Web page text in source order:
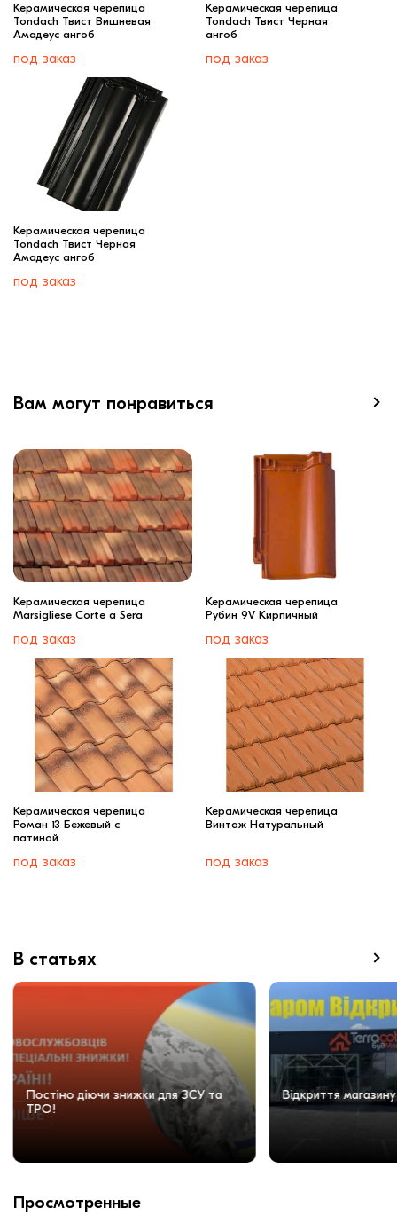
Керамическая черепица
Tondach Твист Вишневая
Амадеус ангоб
под заказ
Керамическая черепица
Tondach Твист Черная
ангоб
под заказ
Керамическая черепица
Tondach Твист Черная
Амадеус ангоб
под заказ
Вам могут понравиться
Керамическая черепица
Marsigliese Corte a Sera
под заказ
Керамическая черепица
Рубин 9V Кирпичный
под заказ
Керамическая черепица
Роман 13 Бежевый c
патиной
под заказ
Керамическая черепица
Винтаж Натуральный
под заказ
В статьях
Постіно діючи знижки для ЗСУ та
ТРО!
Відкриття магазину
Просмотренные